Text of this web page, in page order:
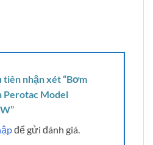
nhận xét “Bơm
Perotac Model
để gửi đánh giá.